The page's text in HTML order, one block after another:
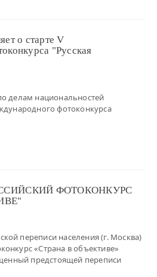
о старте V
"Русская
делам национальностей
фотоконкурса
ФОТОКОНКУРС
переписи населения (г. Москва)
«Страна в объективе»
предстоящей переписи